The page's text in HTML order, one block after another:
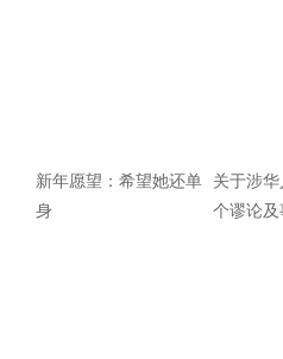
新年愿望：希望她还单
身
关于涉
个谬论